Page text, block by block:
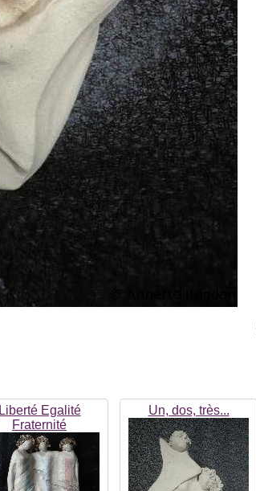
Liberté Egalité
Fraternité
Un, dos, très...